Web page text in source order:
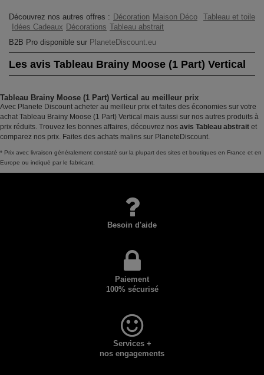
Découvrez nos autres offres : Décoration Maison Déco
Tableau et toile
Idées Cadeaux Décorations Tableau abstrait
B2B Pro disponible sur PlaneteDiscount.eu
Les avis Tableau Brainy Moose (1 Part) Vertical
Tableau Brainy Moose (1 Part) Vertical au meilleur prix
Avec Planete Discount acheter au meilleur prix et faites des économies sur votre
achat Tableau Brainy Moose (1 Part) Vertical mais aussi sur nos autres produits à
prix réduits. Trouvez les bonnes affaires, découvrez nos avis Tableau abstrait et
comparez nos prix. Faites des achats malins sur PlaneteDiscount.
* Prix avec livraison généralement constaté sur la plupart des sites et boutiques en France et en
Europe ou indiqué par le fabricant.
Besoin d'aide
Paiement
100% sécurisé
Services +
nos engagements